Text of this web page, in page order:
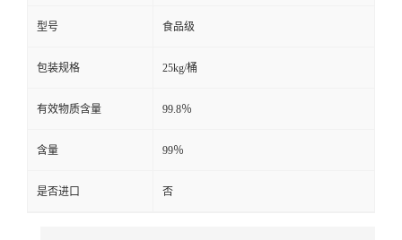
型号 食品级
包装规格 25kg/桶
有效物质含量 99.8％
含量 99％
是否进口 否